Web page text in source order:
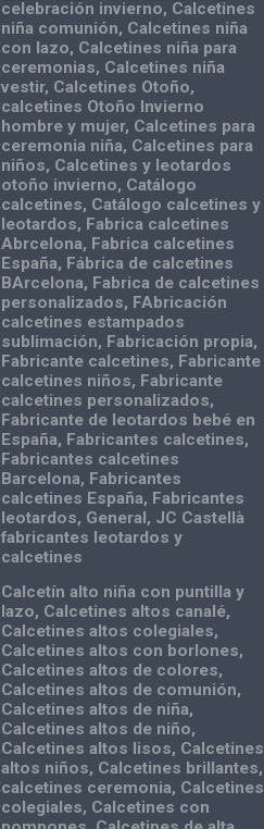
celebración invierno, Calcetines
niña comunión, Calcetines niña
con lazo, Calcetines niña para
ceremonias, Calcetines niña
vestir, Calcetines Otoño,
calcetines Otoño Invierno
hombre y mujer, Calcetines para
ceremonia niña, Calcetines para
niños, Calcetines y leotardos
otoño invierno, Catálogo
calcetines, Catálogo calcetines y
leotardos, Fabrica calcetines
Abrcelona, Fabrica calcetines
España, Fábrica de calcetines
BArcelona, Fabrica de calcetines
personalizados, FAbricación
calcetines estampados
sublimación, Fabricación propia,
Fabricante calcetines, Fabricante
calcetines niños, Fabricante
calcetines personalizados,
Fabricante de leotardos bebé en
España, Fabricantes calcetines,
Fabricantes calcetines
Barcelona, Fabricantes
calcetines España, Fabricantes
leotardos, General, JC Castellà
fabricantes leotardos y
calcetines
Calcetín alto niña con puntilla y
lazo, Calcetines altos canalé,
Calcetines altos colegiales,
Calcetines altos con borlones,
Calcetines altos de colores,
Calcetines altos de comunión,
Calcetines altos de niña,
Calcetines altos de niño,
Calcetines altos lisos, Calcetines
altos niños, Calcetines brillantes,
calcetines ceremonia, Calcetines
colegiales, Calcetines con